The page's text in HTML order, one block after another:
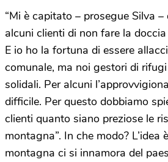
“Mi è capitato – prosegue Silva
alcuni clienti di non fare la
E io ho la fortuna di essere
comunale, ma noi gestori di
solidali. Per alcuni
difficile. Per questo dobbiamo
clienti quanto siano preziose le
montagna”. In che modo? L’idea
montagna ci si innamora del